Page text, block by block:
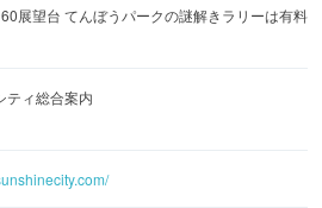
サンシャインシティに足を運んで
7日(木)、第2弾：5月8日(金)～6
展望台 てんぼうパークの謎解きラリーは有料
ティ総合案内